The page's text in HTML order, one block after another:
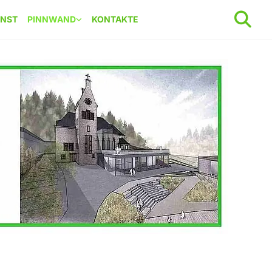
PINNWAND KONTAKTE